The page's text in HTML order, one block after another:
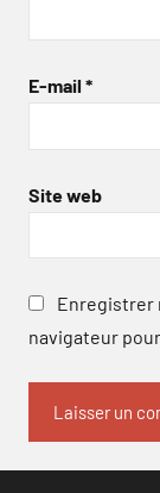
E-mail *
Site web
Enregistrer
navigateur